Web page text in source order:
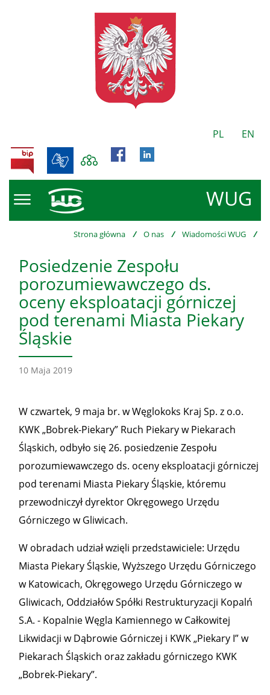
PL EN
WUG
BIP
Strona główna / O nas / Wiadomości WUG /
Posiedzenie Zespołu
porozumiewawczego ds.
oceny eksploatacji górniczej
pod terenami Miasta Piekary
Śląskie
10 Maja 2019
W czwartek, 9 maja br. w Węglokoks Kraj Sp. z o.o.
KWK „Bobrek-Piekary” Ruch Piekary w Piekarach
Śląskich, odbyło się 26. posiedzenie Zespołu
porozumiewawczego ds. oceny eksploatacji górniczej
pod terenami Miasta Piekary Śląskie, któremu
przewodniczył dyrektor Okręgowego Urzędu
Górniczego w Gliwicach.
W obradach udział wzięli przedstawiciele: Urzędu
Miasta Piekary Śląskie, Wyższego Urzędu Górniczego
w Katowicach, Okręgowego Urzędu Górniczego w
Gliwicach, Oddziałów Spółki Restrukturyzacji Kopalń
S.A. - Kopalnie Węgla Kamiennego w Całkowitej
Likwidacji w Dąbrowie Górniczej i KWK „Piekary I” w
Piekarach Śląskich oraz zakładu górniczego KWK
„Bobrek-Piekary”.